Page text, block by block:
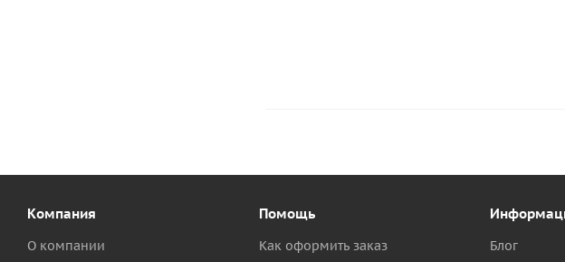
Компания
О компании
Помощь
Как оформить заказ
Блог